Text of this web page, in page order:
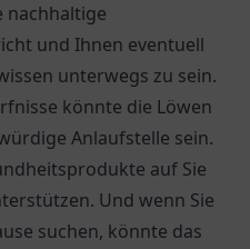
nachhaltige
und Ihnen eventuell
unterwegs zu sein.
könnte die Löwen
Anlaufstelle sein.
auf Sie
Und wenn Sie
suchen, könnte das